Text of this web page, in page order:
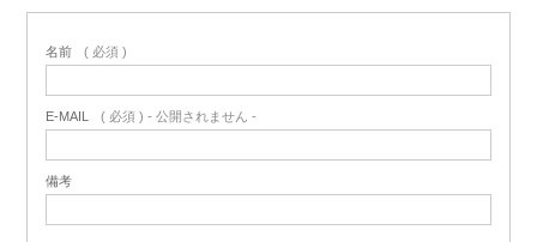
名前 ( 必須 )
E-MAIL ( 必須 ) - 公開されません -
備考